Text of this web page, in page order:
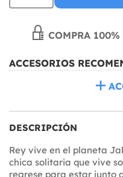
COMPRA
ACCESORIOS
DESCRIPCIÓN
Rey vive en el planeta
chica solitaria que vive
regrese para estar junto